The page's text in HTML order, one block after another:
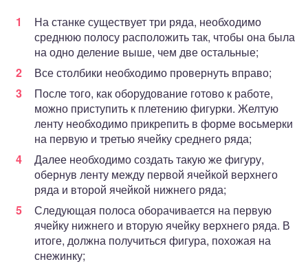
На станке существует три ряда, необходимо
среднюю полосу расположить так, чтобы она была
на одно деление выше, чем две остальные;
Все столбики необходимо провернуть вправо;
После того, как оборудование готово к работе,
можно приступить к плетению фигурки. Желтую
ленту необходимо прикрепить в форме восьмерки
на первую и третью ячейку среднего ряда;
Далее необходимо создать такую же фигуру,
обернув ленту между первой ячейкой верхнего
ряда и второй ячейкой нижнего ряда;
Следующая полоса оборачивается на первую
ячейку нижнего и вторую ячейку верхнего ряда. В
итоге, должна получиться фигура, похожая на
снежинку;